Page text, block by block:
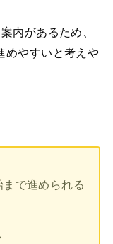
内があるため、
めやすいと考えや
で進められる